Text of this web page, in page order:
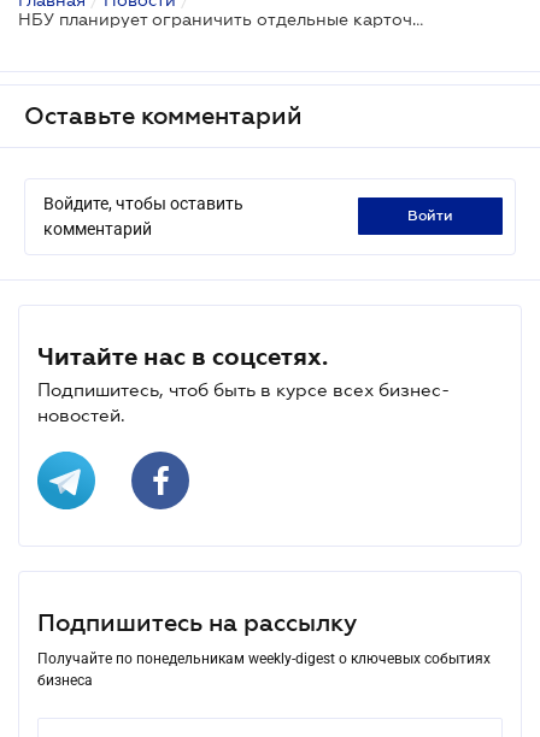
НБУ планирует ограничить отдельные карточные p2p-переводы: какие операции попадут под риск
Оставьте комментарий
Войдите, чтобы оставить
комментарий
войти
Читайте нас в соцсетях.
Подпишитесь, чтоб быть в курсе всех бизнес-
новостей.
Подпишитесь на рассылку
Получайте по понедельникам weekly-digest о ключевых событиях
бизнеса